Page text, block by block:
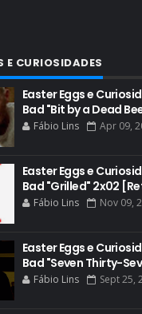
BAD
E CURIOSIDADES
Easter Eggs e
Bad "Bit by a Dead
Fábio Lins Apr 09,
Easter Eggs e
Bad "Grilled" 2x02
Fábio Lins Nov 09,
Easter Eggs e
Bad "Seven Thirty-
Fábio Lins Sept 25,